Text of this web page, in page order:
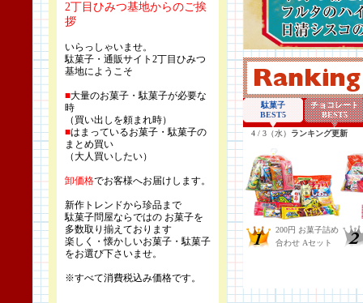
2丁目ひみつ基地からのご挨
拶
いらっしゃいませ。
駄菓子・通販サイト2丁目ひみつ
基地にようこそ
■大量のお菓子・駄菓子が必要な
時
（買い出しを頼まれ時）
■はまっているお菓子・駄菓子の
まとめ買い
（大人買いしたい）
卸価格でお客様へお届けします。
新作トレンドから珍品まで
駄菓子問屋ならではの お菓子を
多数取り揃えております
楽しく・懐かしいお菓子・駄菓子
をお選び下さいませ。
※すべて消費税込み価格です。